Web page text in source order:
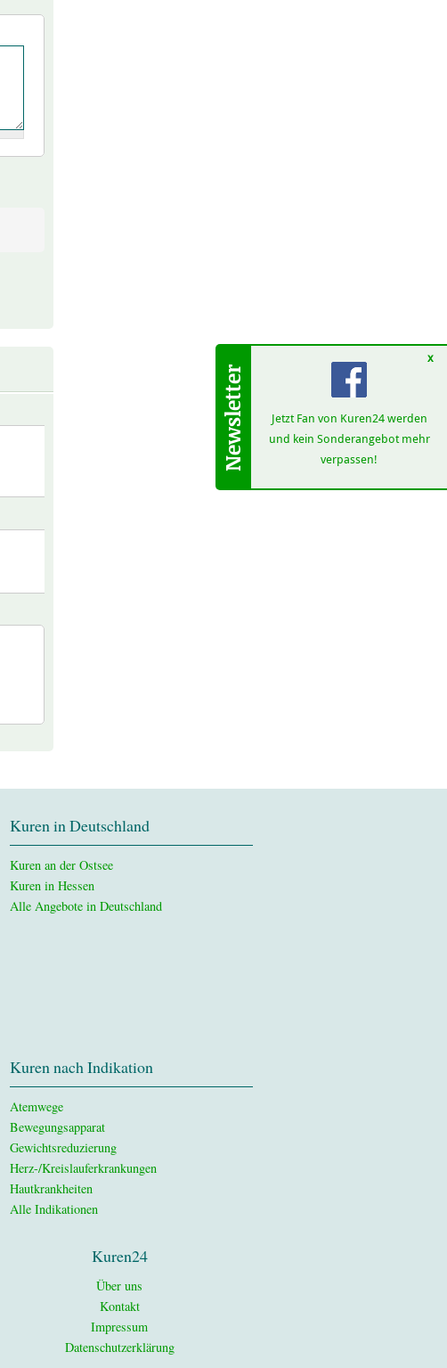
Kuren in Deutschland
Kuren an der Ostsee
Kuren in Hessen
Alle Angebote in Deutschland
Kuren nach Indikation
Atemwege
Bewegungsapparat
Gewichtsreduzierung
Herz-/Kreislauferkrankungen
Hautkrankheiten
Alle Indikationen
Kuren24
Über uns
Kontakt
Impressum
Datenschutzerklärung
Jetzt Fan von Kuren24 werden
und kein Sonderangebot mehr
verpassen!
x